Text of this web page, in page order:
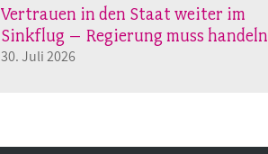
Vertrauen in den Staat weiter im
Sinkflug – Regierung muss handeln
30. Juli 2026